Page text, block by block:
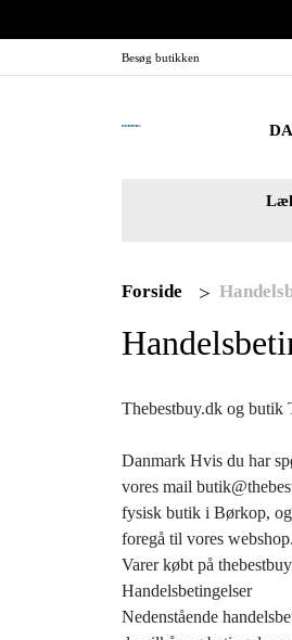
Besøg butikken
Forside
Thebestbuy.dk og butik
Danmark Hvis du har
vores mail
fysisk butik i Børkop, og
foregå til vores
Varer købt på
Handelsbetingelser
Nedenstående